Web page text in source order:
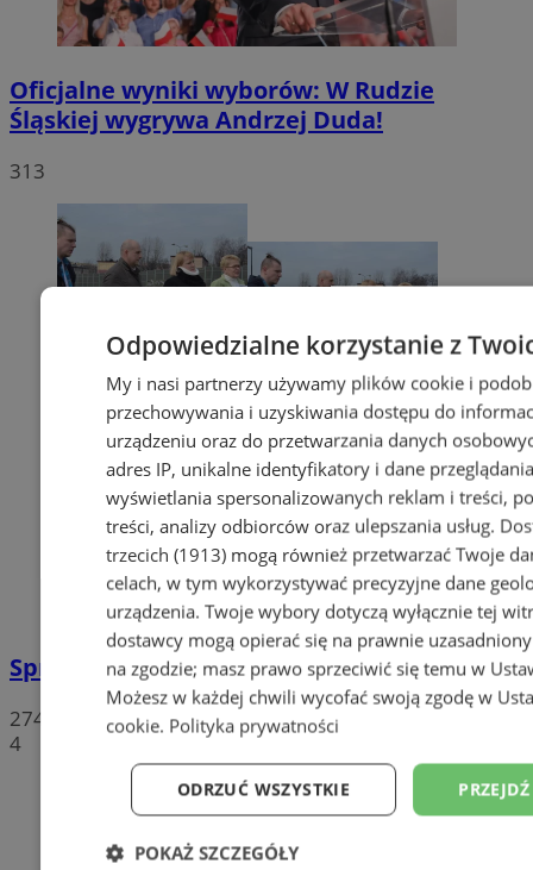
Oficjalne wyniki wyborów: W Rudzie
Śląskiej wygrywa Andrzej Duda!
313
Sprzeciwiają się niedzieli wolnej od handlu
274
4
Odpowiedzialne korzystanie z
My i nasi partnerzy używamy plików cookie i
przechowywania i uzyskiwania dostępu do
urządzeniu oraz do przetwarzania danych
adres IP, unikalne identyfikatory i dane
wyświetlania spersonalizowanych reklam i treści,
treści, analizy odbiorców oraz ulepszania usług.
trzecich (1913)mogą również przetwarzać Twoje
celach, w tym wykorzystywać precyzyjne dane
urządzenia. Twoje wybory dotyczą wyłącznie tej
dostawcy mogą opierać się na prawnie
na zgodzie; masz prawo sprzeciwić się temu w
Możesz w każdej chwili wycofać swoją zgodę w
cookie. Polityka prywatności
ODRZUĆ WSZYSTKIE
POKAŻ SZCZEGÓŁY